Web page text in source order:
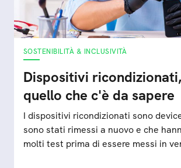
SOSTENIBILITÀ & INCLUSIVITÀ
Dispositivi
quello che c'è da sapere
I dispositivi ricondizionati sono
sono stati rimessi a nuovo e che
molti test prima di essere messi in